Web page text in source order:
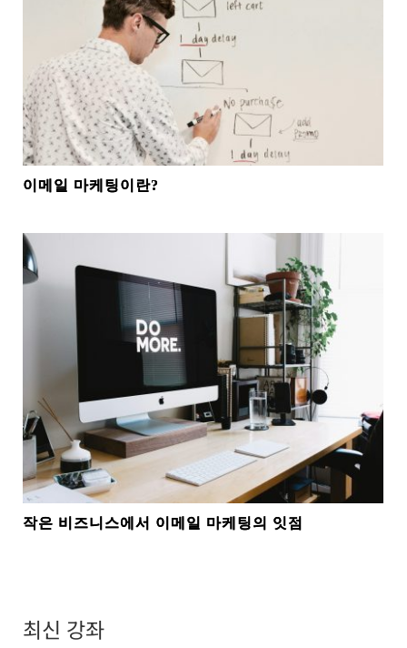
이메일 마케팅이란?
작은 비즈니스에서 이메일 마케팅의 잇점
최신 강좌